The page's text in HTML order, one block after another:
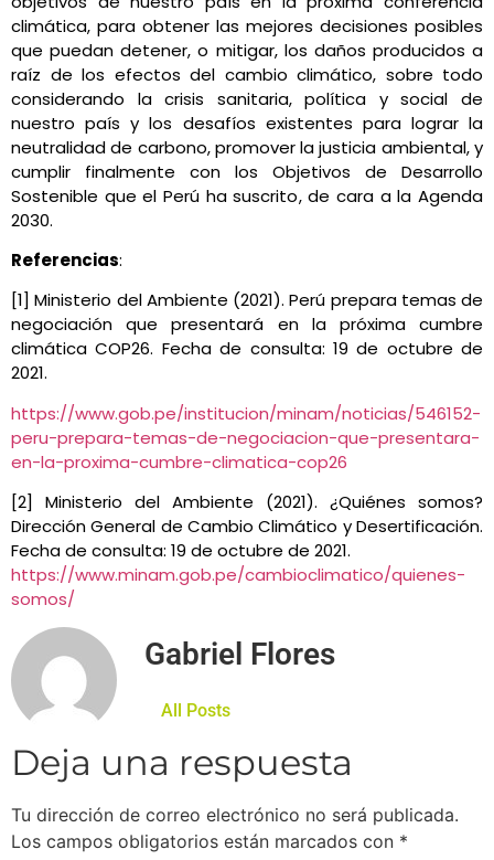
climática, para obtener las mejores decisiones posibles
que puedan detener, o mitigar, los daños producidos a
raíz de los efectos del cambio climático, sobre todo
considerando la crisis sanitaria, política y social de
nuestro país y los desafíos existentes para lograr la
neutralidad de carbono, promover la justicia ambiental, y
cumplir finalmente con los Objetivos de Desarrollo
Sostenible que el Perú ha suscrito, de cara a la Agenda
2030.
Referencias:
[1] Ministerio del Ambiente (2021). Perú prepara temas de
negociación que presentará en la próxima cumbre
climática COP26. Fecha de consulta: 19 de octubre de
2021.
https://www.gob.pe/institucion/minam/noticias/546152-
peru-prepara-temas-de-negociacion-que-presentara-
en-la-proxima-cumbre-climatica-cop26
[2] Ministerio del Ambiente (2021). ¿Quiénes somos?
Dirección General de Cambio Climático y Desertificación.
Fecha de consulta: 19 de octubre de 2021.
https://www.minam.gob.pe/cambioclimatico/quienes-
somos/
Gabriel Flores
All Posts
Deja una respuesta
Tu dirección de correo electrónico no será publicada.
Los campos obligatorios están marcados con *